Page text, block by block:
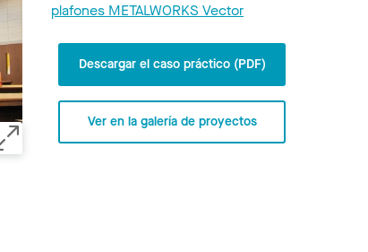
plafones METALWORKS Vector
Descargar el caso práctico (PDF)
Ver en la galería de proyectos